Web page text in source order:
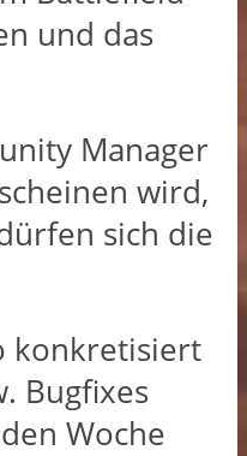
und das
Manager
wird,
sich die
konkretisiert
Bugfixes
Woche